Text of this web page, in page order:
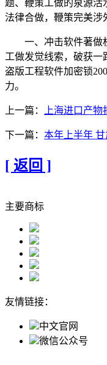
题、鞭策工做的泉源活
法律合做，鞭策完美涉
一、冲击软件著做权
工做发觉线索，破获一
盗版工程软件加密锁
力。
上一篇： 上海进口产物
下一篇： 本年上半年
[ 返回 ]
主要商标
友情链接：
中文官网
微信公众号